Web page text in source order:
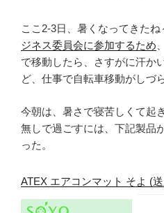
ここ2-3日、暑くなってきたね
ジネス委員会に参加するため
で移動したら、さすがに汗か
ど、仕事で自転車移動がしづ
今朝は、暑さで寝苦しくて起
無しで過ごすには、下記製品
った。
ATEX エアコンマット そよ (